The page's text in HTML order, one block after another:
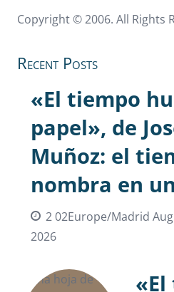
Copyright © 2006. All Rights
Recent Posts
«El tiempo
papel», de
Muñoz: el
nombra en
2 02Europe/Madrid
2026